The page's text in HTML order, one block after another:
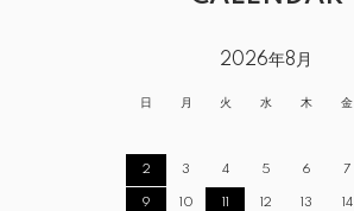
2026年8月
日 月 火 水 木 金
2 3 4 5 6 7
9 10 11 12 13 14